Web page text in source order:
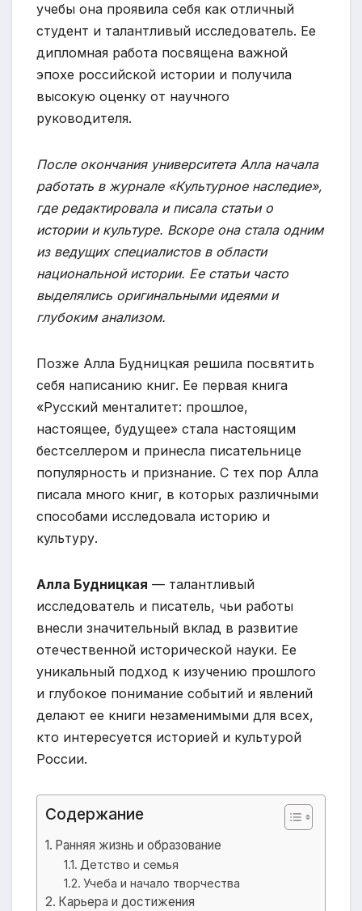
учебы она проявила себя как отличный
студент и талантливый исследователь. Ее
дипломная работа посвящена важной
эпохе российской истории и получила
высокую оценку от научного
руководителя.
После окончания университета Алла начала
работать в журнале «Культурное наследие»,
где редактировала и писала статьи о
истории и культуре. Вскоре она стала одним
из ведущих специалистов в области
национальной истории. Ее статьи часто
выделялись оригинальными идеями и
глубоким анализом.
Позже Алла Будницкая решила посвятить
себя написанию книг. Ее первая книга
«Русский менталитет: прошлое,
настоящее, будущее» стала настоящим
бестселлером и принесла писательнице
популярность и признание. С тех пор Алла
писала много книг, в которых различными
способами исследовала историю и
культуру.
Алла Будницкая — талантливый
исследователь и писатель, чьи работы
внесли значительный вклад в развитие
отечественной исторической науки. Ее
уникальный подход к изучению прошлого
и глубокое понимание событий и явлений
делают ее книги незаменимыми для всех,
кто интересуется историей и культурой
России.
Содержание
Ранняя жизнь и образование
Детство и семья
Учеба и начало творчества
Карьера и достижения